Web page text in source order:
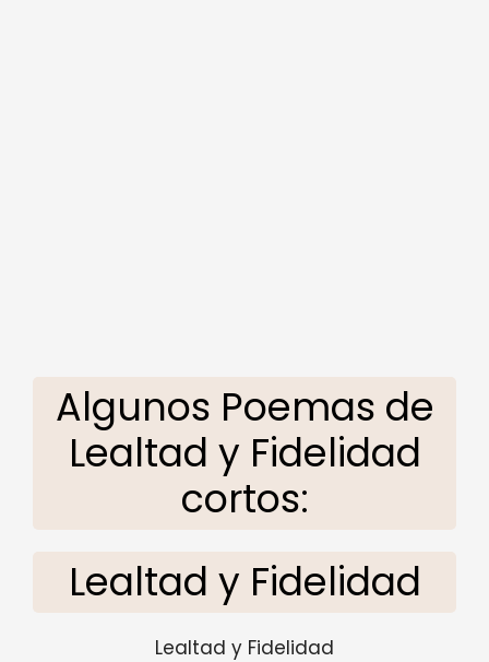
Algunos Poemas de
Lealtad y Fidelidad
cortos:
Lealtad y Fidelidad
Lealtad y Fidelidad